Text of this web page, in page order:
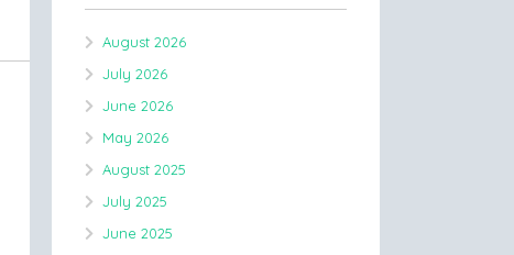
August 2026
July 2026
June 2026
May 2026
August 2025
July 2025
June 2025